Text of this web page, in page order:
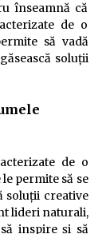
înseamnă că
de o
să vadă
soluții
de o
permite să se
soluții creative
lideri naturali,
inspire și să